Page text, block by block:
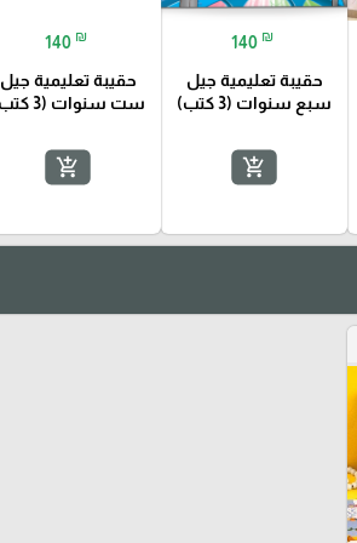
140 ₪
حقيبة تعليمية جيل
سبع سنوات (3 كتب)
add_shopping_cart
140 ₪
حقيبة تعليمية جيل
ست سنوات (3 كتب)
add_shopping_cart